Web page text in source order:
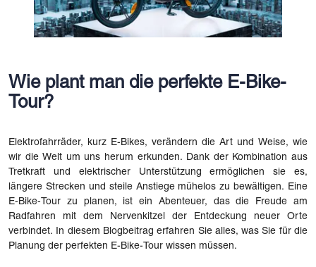
Wie plant man die perfekte E-Bike-
Tour?
Elektrofahrräder, kurz E-Bikes, verändern die Art und Weise, wie
wir die Welt um uns herum erkunden. Dank der Kombination aus
Tretkraft und elektrischer Unterstützung ermöglichen sie es,
längere Strecken und steile Anstiege mühelos zu bewältigen. Eine
E-Bike-Tour zu planen, ist ein Abenteuer, das die Freude am
Radfahren mit dem Nervenkitzel der Entdeckung neuer Orte
verbindet. In diesem Blogbeitrag erfahren Sie alles, was Sie für die
Planung der perfekten E-Bike-Tour wissen müssen.